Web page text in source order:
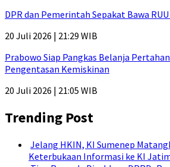
DPR dan Pemerintah Sepakat Bawa
20 Juli 2026 | 21:29 WIB
Prabowo Siap Pangkas Belanja
Pengentasan Kemiskinan
20 Juli 2026 | 21:05 WIB
Trending Post
Jelang HKIN, KI Sumenep
Keterbukaan Informasi ke KI